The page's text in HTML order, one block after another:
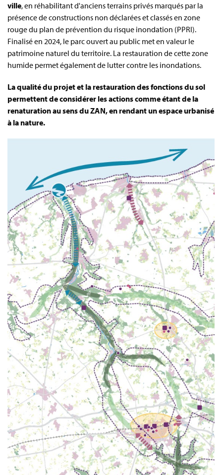
ville, en réhabilitant d'anciens terrains privés marqués par la
présence de constructions non déclarées et classés en zone
rouge du plan de prévention du risque inondation (PPRI).
Finalisé en 2024, le parc ouvert au public met en valeur le
patrimoine naturel du territoire. La restauration de cette zone
humide permet également de lutter contre les inondations.
La qualité du projet et la restauration des fonctions du sol
permettent de considérer les actions comme étant de la
renaturation au sens du ZAN, en rendant un espace urbanisé
à la nature.